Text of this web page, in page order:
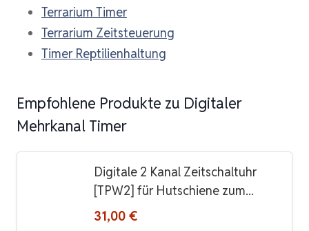
Terrarium Timer
Terrarium Zeitsteuerung
Timer Reptilienhaltung
Empfohlene Produkte zu Digitaler
Mehrkanal Timer
Digitale 2 Kanal Zeitschaltuhr
[TPW2] für Hutschiene zum...
31,00 €